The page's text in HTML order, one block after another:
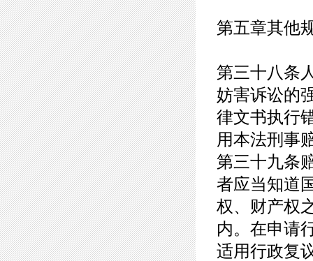
第五章其他
第三十八条
妨害诉讼的
律文书执行
用本法刑事
第三十九条
者应当知道
权、财产权
内。在申请
适用行政复